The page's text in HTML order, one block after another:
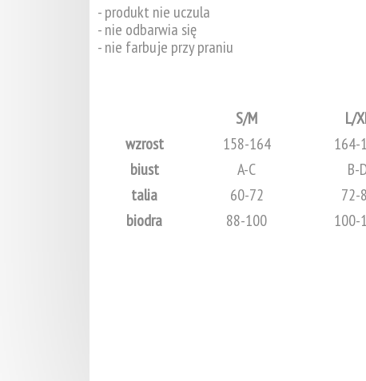
- produkt nie uczula
- nie odbarwia się
- nie farbuje przy praniu
S/M L/
wzrost
158-164 164-
biust
A-C B-
talia
60-72 72-
biodra
88-100 100-